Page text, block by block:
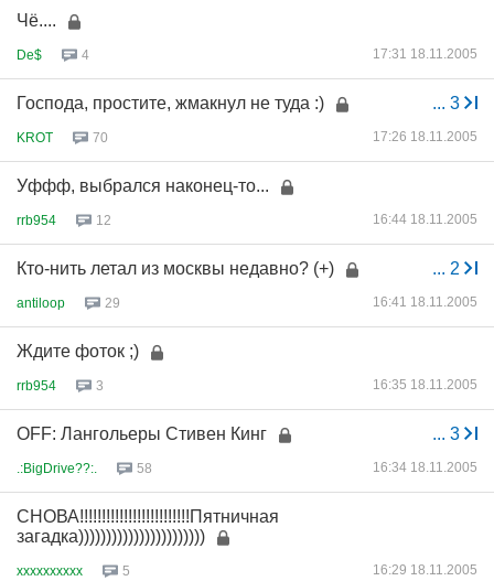
Чё....
De$ 4 17:31 18.11.2005
... 3
Господа, простите, жмакнул не туда :)
KROT 70 17:26 18.11.2005
Уффф, выбрался наконец-то...
rrb954 12 16:44 18.11.2005
... 2
Кто-нить летал из москвы недавно? (+)
antiloop 29 16:41 18.11.2005
Ждите фоток ;)
rrb954 3 16:35 18.11.2005
... 3
OFF: Лангольеры Стивен Кинг
.:BigDrive??:. 58 16:34 18.11.2005
СНОВА!!!!!!!!!!!!!!!!!!!!!!!!!Пятничная
загадка)))))))))))))))))))))))
xxxxxxxxxx 5 16:29 18.11.2005